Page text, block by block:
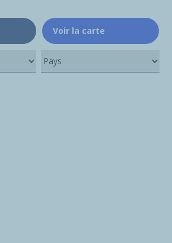
Voir la carte